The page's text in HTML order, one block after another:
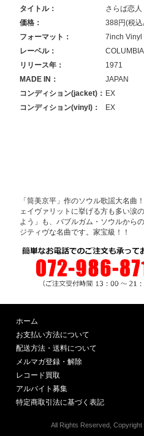
タイトル：
さらば恋人
価格：
388円(税
フォーマット：
7inch Vinyl
レーベル：
COLUMBIA
リリース年：
1971
MADE IN：
JAPAN
コンディション(jacket)： EX
コンディション(vinyl)：
EX
「筒美京平」作のソウル歌謡大名曲
ェイヴァリットに挙げる方も多い涙
よう」も、バブルガム・ソウルから
ジティヴな名曲です。家宝級！！
ホーム
お支払い方法について
配送方法・送料について
メルマガ登録・解除
レコード買取
アルバイト募集
特定商取引法に基づく表記
All Rights Reserved,